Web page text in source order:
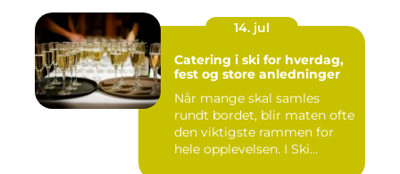
14. jul
Catering i ski for hverdag,
fest og store anledninger
Når mange skal samles
rundt bordet, blir maten ofte
den viktigste rammen for
hele opplevelsen. I Ski...